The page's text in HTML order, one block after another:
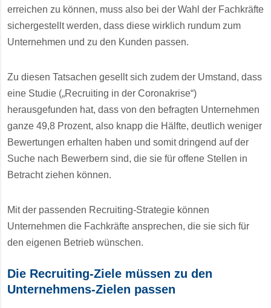
erreichen zu können, muss also bei der Wahl der Fachkräfte
sichergestellt werden, dass diese wirklich rundum zum
Unternehmen und zu den Kunden passen.
Zu diesen Tatsachen gesellt sich zudem der Umstand, dass
eine Studie („Recruiting in der Coronakrise“)
herausgefunden hat, dass von den befragten Unternehmen
ganze 49,8 Prozent, also knapp die Hälfte, deutlich weniger
Bewertungen erhalten haben und somit dringend auf der
Suche nach Bewerbern sind, die sie für offene Stellen in
Betracht ziehen können.
Mit der passenden Recruiting-Strategie können
Unternehmen die Fachkräfte ansprechen, die sie sich für
den eigenen Betrieb wünschen.
Die Recruiting-Ziele müssen zu den
Unternehmens-Zielen passen